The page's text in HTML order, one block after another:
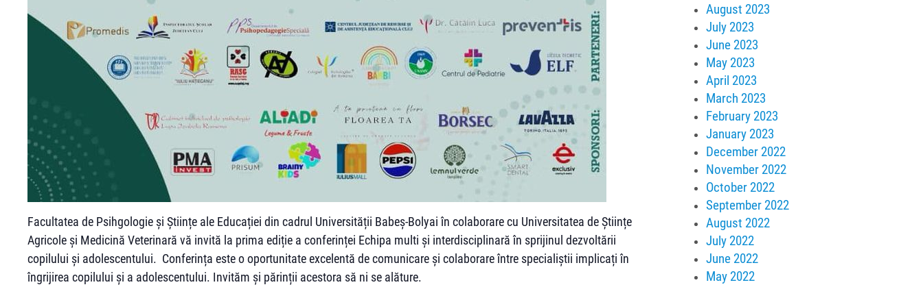
Facultatea de Psihgologie și Științe ale Educației din cadrul Universității Babeș-Bolyai în colaborare cu Universitatea de Științe
Agricole și Medicină Veterinară vă invită la prima ediție a conferinței Echipa multi și interdisciplinară în sprijinul dezvoltării
copilului și adolescentului. Conferința este o oportunitate excelentă de comunicare și colaborare între specialiștii implicați în
îngrijirea copilului și a adolescentului. Invităm și părinții acestora să ni se alăture.
August 2023
July 2023
June 2023
May 2023
April 2023
March 2023
February 2023
January 2023
December 2022
November 2022
October 2022
September 2022
August 2022
July 2022
June 2022
May 2022